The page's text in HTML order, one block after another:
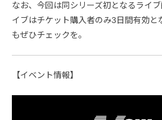
なお、今回は同シリーズ初となるライ
イブはチケット購入者のみ3日間有効と
もぜひチェックを。
【イベント情報】